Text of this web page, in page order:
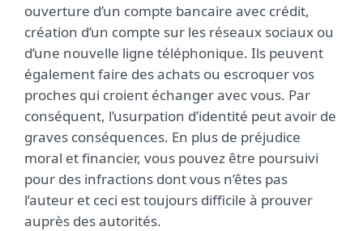
ouverture d’un compte bancaire avec crédit,
création d’un compte sur les réseaux sociaux ou
d’une nouvelle ligne téléphonique. Ils peuvent
également faire des achats ou escroquer vos
proches qui croient échanger avec vous. Par
conséquent, l’usurpation d’identité peut avoir de
graves conséquences. En plus de préjudice
moral et financier, vous pouvez être poursuivi
pour des infractions dont vous n’êtes pas
l’auteur et ceci est toujours difficile à prouver
auprès des autorités.